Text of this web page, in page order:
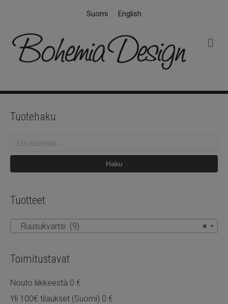
Suomi English
k
Tuotehaku
Etsi:
Haku
Tuotteet
×
Ruusukvartsi (9)
Toimitustavat
Nouto liikkeestä 0 €
Yli 100€ tilaukset (Suomi) 0 €